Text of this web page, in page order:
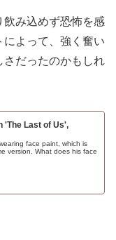
飲み込めず恐怖を感
によって、強く奮い
さだったのかもしれ
'The Last of Us',
face paint, which is
version. What does his face